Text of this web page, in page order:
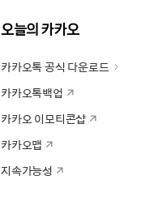
오늘의 카카오
카카오톡 공식 다운로드
카카오톡백업
카카오 이모티콘샵
카카오맵
지속가능성